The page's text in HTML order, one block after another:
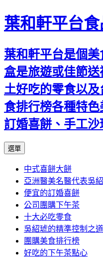
葉和軒平台
葉和軒平台是個
盒是旅遊或佳節
土好吃的零食以
食排行榜各種特
訂婚喜餅、手工沙
選單
內
容
中式喜餅大餅
亞洲醫美名醫代表吳
便宜的訂婚喜餅
公司團購下午茶
十大必吃零食
吳紹琥的精準控制之道
團購美食排行榜
好吃的下午茶點心